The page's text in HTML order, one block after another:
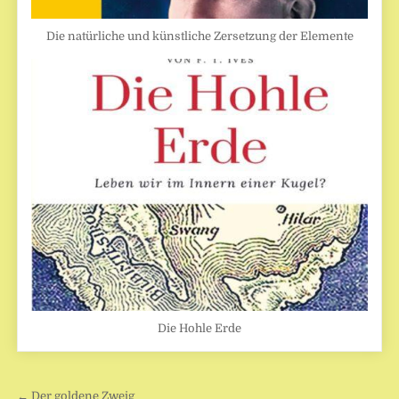
Die natürliche und künstliche Zersetzung der Elemente
Die Hohle Erde
← Der goldene Zweig